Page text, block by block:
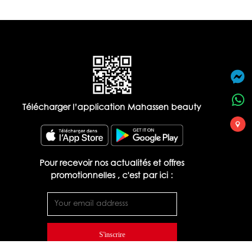
Télécharger l’application Mahassen beauty
Pour recevoir nos actualités et offres
promotionnelles , c'est par ici :
S'inscrire